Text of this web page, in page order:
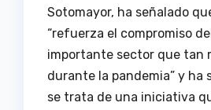
Sotomayor, ha señalado
“refuerza el compromiso
importante sector que tan
durante la pandemia” y ha
se trata de una iniciativa